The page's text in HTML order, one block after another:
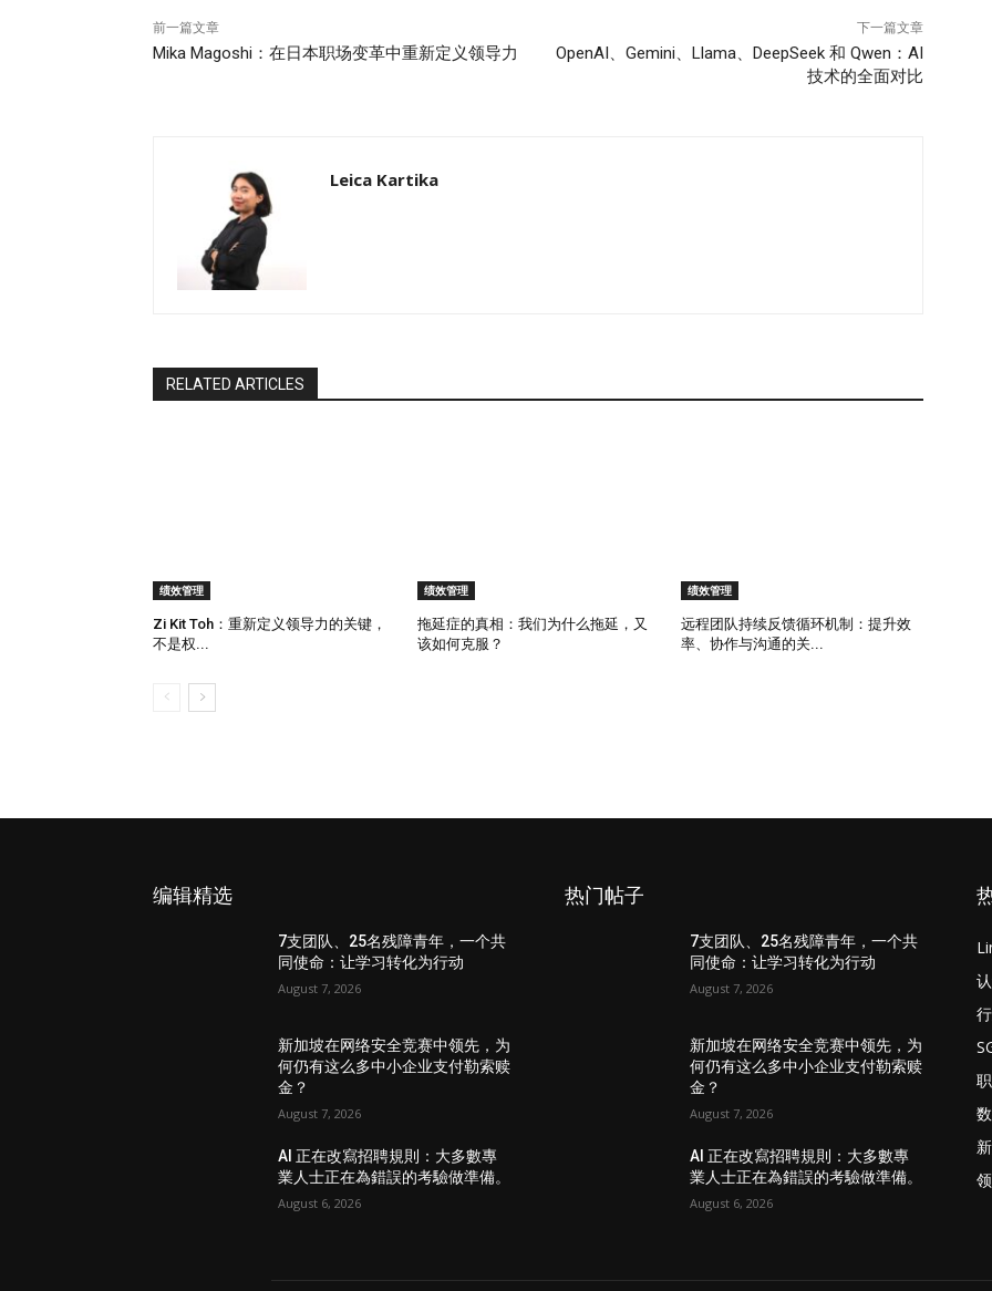
SMART 目标融入您的远程管理实践中，无论团队成员身处何地，都能看到他们的成长与卓越表现。 亮点
解读…
前一篇文章
Mika Magoshi：在日本职场变革中重新定义领导力
下一篇文章
OpenAI、Gemini、Llama、DeepSeek 和 Qwen：AI
技术的全面对比
Leica Kartika
RELATED ARTICLES
绩效管理
Zi Kit Toh：重新定义领导力的关键，
不是权...
绩效管理
拖延症的真相：我们为什么拖延，又
该如何克服？
绩效管理
远程团队持续反馈循环机制：提升效
率、协作与沟通的关...
编辑精选
7支团队、25名残障青年，一个共
同使命：让学习转化为行动
August 7, 2026
新加坡在网络安全竞赛中领先，为
何仍有这么多中小企业支付勒索赎
金？
August 7, 2026
AI 正在改寫招聘規則：大多數專
業人士正在為錯誤的考驗做準備。
August 6, 2026
热门帖子
7支团队、25名残障青年，一个共
同使命：让学习转化为行动
August 7, 2026
新加坡在网络安全竞赛中领先，为
何仍有这么多中小企业支付勒索赎
金？
August 7, 2026
AI 正在改寫招聘規則：大多數專
業人士正在為錯誤的考驗做準備。
August 6, 2026